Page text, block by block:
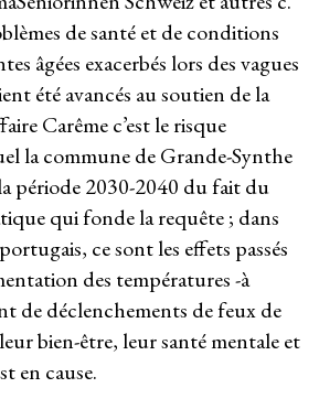
de santé et de conditions
âgées exacerbés lors des vagues
été avancés au soutien de la
Carême c’est le risque
la commune de Grande-Synthe
période 2030-2040 du fait du
qui fonde la requête ; dans
ce sont les effets passés
des températures -à
de déclenchements de feux de
bien-être, leur santé mentale et
en cause.